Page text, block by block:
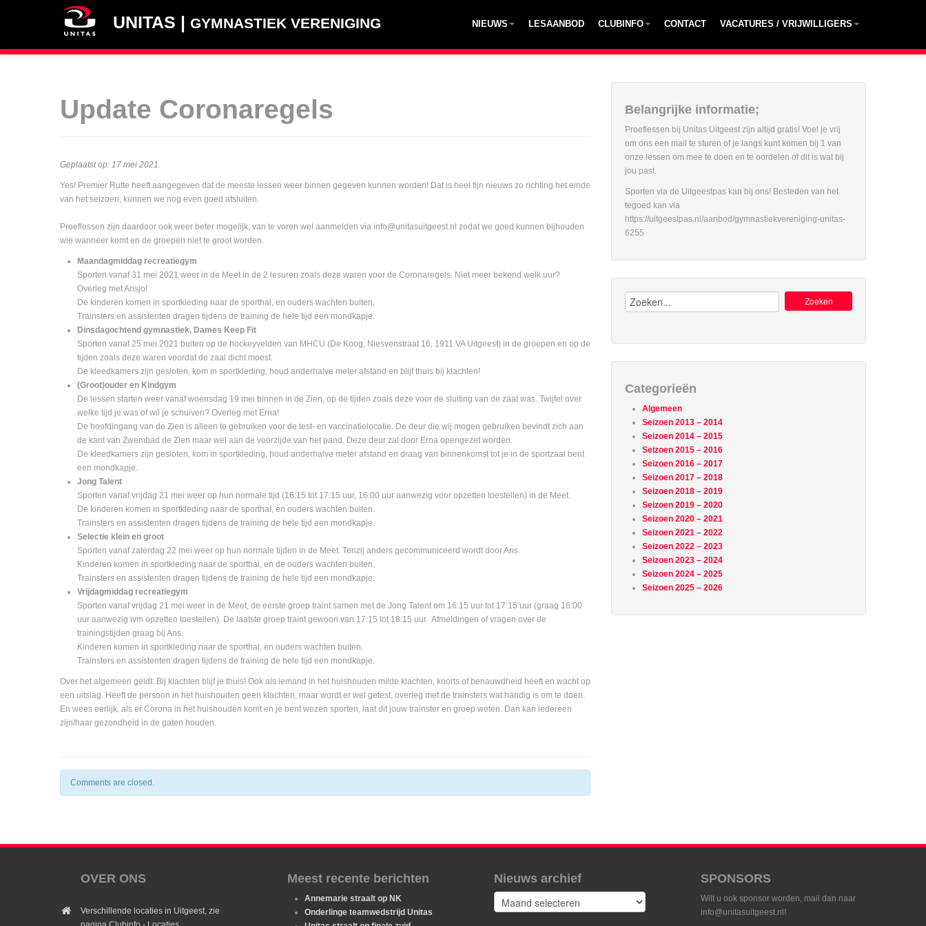
UNITAS | GYMNASTIEK VERENIGING NIEUWS LESAANBOD CLUBINFO CONTACT VACATURES / VRIJWILLIGERS
Update Coronaregels
Geplaatst op: 17 mei 2021.
Yes! Premier Rutte heeft aangegeven dat de meeste lessen weer binnen gegeven kunnen worden! Dat is heel fijn nieuws zo richting het einde
van het seizoen, kunnen we nog even goed afsluiten.
Proeflessen zijn daardoor ook weer beter mogelijk, van te voren wel aanmelden via info@unitasuitgeest.nl zodat we goed kunnen bijhouden
wie wanneer komt en de groepen niet te groot worden.
Maandagmiddag recreatiegym
Sporten vanaf 31 mei 2021 weer in de Meet in de 2 lesuren zoals deze waren voor de Coronaregels. Niet meer bekend welk uur?
Overleg met Ansjo!
De kinderen komen in sportkleding naar de sporthal, en ouders wachten buiten.
Trainsters en assistenten dragen tijdens de training de hele tijd een mondkapje.
Dinsdagochtend gymnastiek, Dames Keep Fit
Sporten vanaf 25 mei 2021 buiten op de hockeyvelden van MHCU (De Koog, Niesvenstraat 16, 1911 VA Uitgeest) in de groepen en op de
tijden zoals deze waren voordat de zaal dicht moest.
De kleedkamers zijn gesloten, kom in sportkleding, houd anderhalve meter afstand en blijf thuis bij klachten!
(Groot)ouder en Kindgym
De lessen starten weer vanaf woensdag 19 mei binnen in de Zien, op de tijden zoals deze voor de sluiting van de zaal was. Twijfel over
welke tijd je was of wil je schuiven? Overleg met Erna!
De hoofdingang van de Zien is alleen te gebruiken voor de test- en vaccinatielocatie. De deur die wij mogen gebruiken bevindt zich aan
de kant van Zwembad de Zien maar wel aan de voorzijde van het pand. Deze deur zal door Erna opengezet worden.
De kleedkamers zijn gesloten, kom in sportkleding, houd anderhalve meter afstand en draag van binnenkomst tot je in de sportzaal bent
een mondkapje.
Jong Talent
Sporten vanaf vrijdag 21 mei weer op hun normale tijd (16:15 tot 17:15 uur, 16:00 uur aanwezig voor opzetten toestellen) in de Meet.
De kinderen komen in sportkleding naar de sporthal, en ouders wachten buiten.
Trainsters en assistenten dragen tijdens de training de hele tijd een mondkapje.
Selectie klein en groot
Sporten vanaf zaterdag 22 mei weer op hun normale tijden in de Meet. Tenzij anders gecommuniceerd wordt door Ans.
Kinderen komen in sportkleding naar de sporthal, en de ouders wachten buiten.
Trainsters en assistenten dragen tijdens de training de hele tijd een mondkapje.
Vrijdagmiddag recreatiegym
Sporten vanaf vrijdag 21 mei weer in de Meet, de eerste groep traint samen met de Jong Talent om 16:15 uur tot 17:15 uur (graag 16:00
uur aanwezig ivm opzetten toestellen). De laatste groep traint gewoon van 17:15 tot 18:15 uur. Afmeldingen of vragen over de
trainingstijden graag bij Ans.
Kinderen komen in sportkleding naar de sporthal, en ouders wachten buiten.
Trainsters en assistenten dragen tijdens de training de hele tijd een mondkapje.
Over het algemeen geldt: Bij klachten blijf je thuis! Ook als iemand in het huishouden milde klachten, koorts of benauwdheid heeft en wacht op
een uitslag. Heeft de persoon in het huishouden geen klachten, maar wordt er wel getest, overleg met de trainsters wat handig is om te doen.
En wees eerlijk, als er Corona in het huishouden komt en je bent wezen sporten, laat dit jouw trainster en groep weten. Dan kan iedereen
zijn/haar gezondheid in de gaten houden.
Comments are closed.
Belangrijke informatie;
Proeflessen bij Unitas Uitgeest zijn altijd gratis! Voel je vrij
om ons een mail te sturen of je langs kunt komen bij 1 van
onze lessen om mee te doen en te oordelen of dit is wat bij
jou past.
Sporten via de Uitgeestpas kan bij ons! Besteden van het
tegoed kan via
https://uitgeestpas.nl/aanbod/gymnastiekvereniging-unitas-
6255
Zoeken:
Categorieën
Algemeen
Seizoen 2013 – 2014
Seizoen 2014 – 2015
Seizoen 2015 – 2016
Seizoen 2016 – 2017
Seizoen 2017 – 2018
Seizoen 2018 – 2019
Seizoen 2019 – 2020
Seizoen 2020 – 2021
Seizoen 2021 – 2022
Seizoen 2022 – 2023
Seizoen 2023 – 2024
Seizoen 2024 – 2025
Seizoen 2025 – 2026
OVER ONS
Verschillende locaties in Uitgeest, zie
Meest recente berichten
Annemarie straalt op NK
Onderlinge teamwedstrijd Unitas
Nieuws archief
Nieuws
archief
SPONSORS
Wilt u ook sponsor worden, mail dan naar
info@unitasuitgeest.nl!